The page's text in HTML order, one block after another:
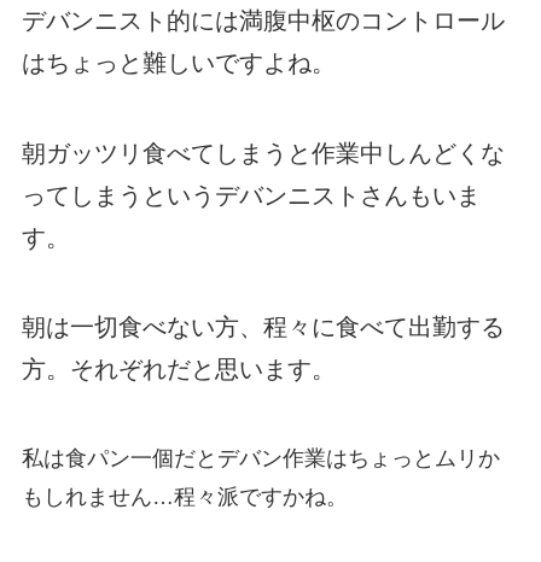
デバンニスト的には満腹中枢のコントロール
はちょっと難しいですよね。
朝ガッツリ食べてしまうと作業中しんどくな
ってしまうというデバンニストさんもいま
す。
朝は一切食べない方、程々に食べて出勤する
方。それぞれだと思います。
私は食パン一個だとデバン作業はちょっとムリか
もしれません…程々派ですかね。